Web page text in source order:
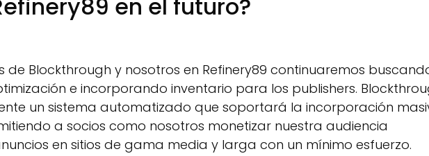
en el futuro?
de Blockthrough y nosotros en Refinery89 continuaremos
e incorporando inventario para los publishers.
un sistema automatizado que soportará la incorporación
a socios como nosotros monetizar nuestra audiencia
en sitios de gama media y larga con un mínimo esfuerzo.